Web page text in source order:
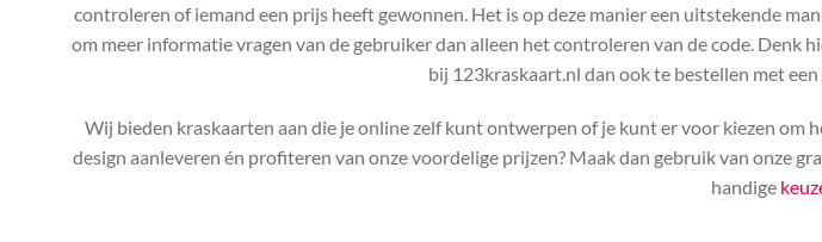
controleren of iemand een prijs heeft gewonnen. Het is op deze manier een uitstekende
om meer informatie vragen van de gebruiker dan alleen het controleren van de code.
bij 123kraskaart.nl dan ook te bestellen met een
Wij bieden kraskaarten aan die je online zelf kunt ontwerpen of je kunt er voor kiezen om
design aanleveren én profiteren van onze voordelige prijzen? Maak dan gebruik van onze
handige